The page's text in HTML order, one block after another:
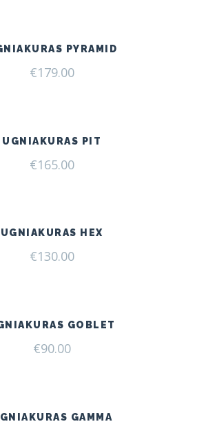
PYRAMID
€179.00
UGNIAKURAS PIT
€165.00
UGNIAKURAS HEX
€130.00
GOBLET
€90.00
GAMMA